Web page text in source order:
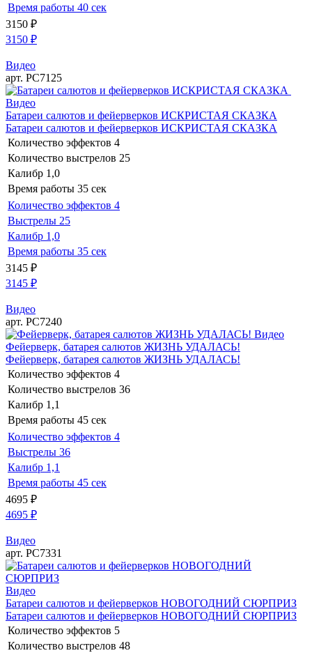
Время работы 40 сек
3150 ₽
3150 ₽
Видео
арт. РС7125
Видео
Батареи салютов и фейерверков ИСКРИСТАЯ СКАЗКА
Батареи салютов и фейерверков ИСКРИСТАЯ СКАЗКА
Количество эффектов 4
Количество выстрелов 25
Калибр 1,0
Время работы 35 сек
Количество эффектов 4
Выстрелы 25
Калибр 1,0
Время работы 35 сек
3145 ₽
3145 ₽
Видео
арт. РС7240
Видео
Фейерверк, батарея салютов ЖИЗНЬ УДАЛАСЬ!
Фейерверк, батарея салютов ЖИЗНЬ УДАЛАСЬ!
Количество эффектов 4
Количество выстрелов 36
Калибр 1,1
Время работы 45 сек
Количество эффектов 4
Выстрелы 36
Калибр 1,1
Время работы 45 сек
4695 ₽
4695 ₽
Видео
арт. РС7331
Видео
Батареи салютов и фейерверков НОВОГОДНИЙ СЮРПРИЗ
Батареи салютов и фейерверков НОВОГОДНИЙ СЮРПРИЗ
Количество эффектов 5
Количество выстрелов 48